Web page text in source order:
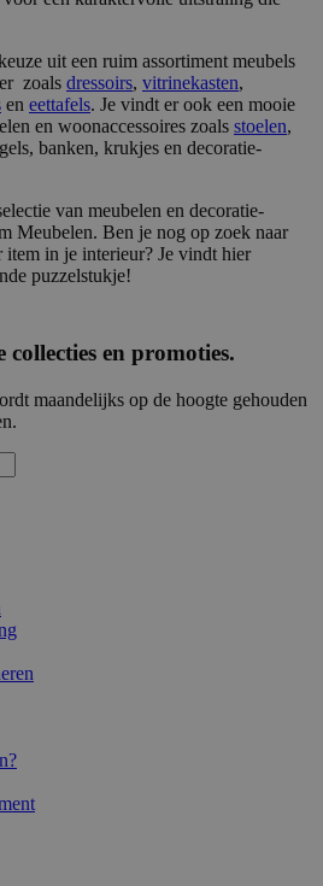
uit een ruim assortiment meubels
zoals dressoirs, vitrinekasten,
en eettafels. Je vindt er ook een mooie
en woonaccessoires zoals stoelen,
banken, krukjes en decoratie-
van meubelen en decoratie-
Meubelen. Ben je nog op zoek naar
item in je interieur? Je vindt hier
puzzelstukje!
en promoties.
maandelijks op de hoogte gehouden